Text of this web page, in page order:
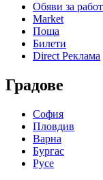
Обяви за
Market
Поща
Билети
Direct Реклама
Градове
София
Пловдив
Варна
Бургас
Русе